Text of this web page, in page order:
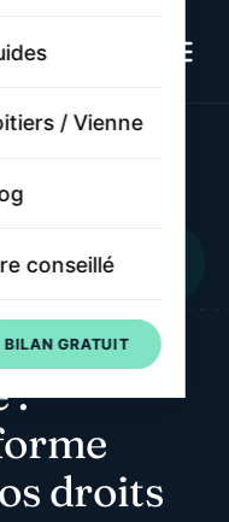
/ Vienne
conseillé
BILAN GRATUIT
:
droits CPF
2026·#CPF
:
droits